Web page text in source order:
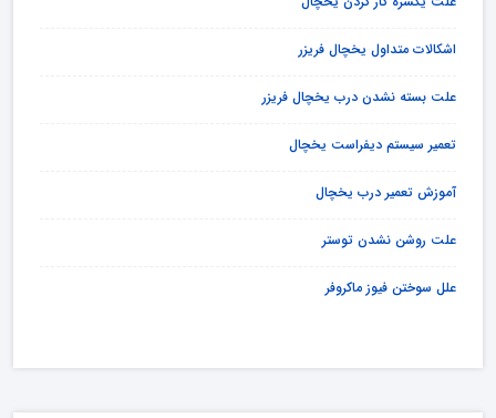
اشکالات متداول یخچال فریزر
علت بسته نشدن درب یخچال فریزر
تعمیر سیستم دیفراست یخچال
آموزش تعمیر درب یخچال
علت روشن نشدن توستر
علل سوختن فیوز ماکروفر